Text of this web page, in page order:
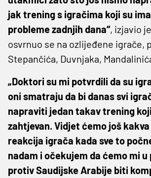
jak trening s igračima koji su
probleme zadnjih dana“, izjavio
osvrnuo se na ozlijeđene igrače,
Stepančića, Duvnjaka,
„Doktori su mi potvrdili da su
oni smatraju da bi danas svi
napraviti jedan takav trening
zahtjevan. Vidjet ćemo još
reakcija igrača kada sve to
nadam i očekujem da ćemo mi
protiv Saudijske Arabije biti